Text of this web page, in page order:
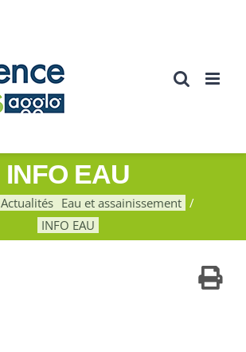
INFO EAU
Actualités Eau et assainissement
INFO EAU